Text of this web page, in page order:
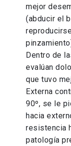
mejor
(abducir el
Dentro de
evalúan
que tuvo
Externa
90º, se le
hacia
resistencia
patología